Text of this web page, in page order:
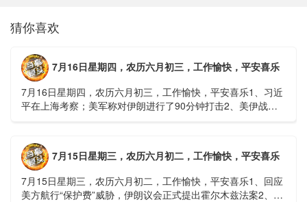
猜你喜欢
7月16日星期四，农历六月初三，工作愉快，平安喜乐
7月16日星期四，农历六月初三，工作愉快，平安喜乐1、习近
平在上海考察；美军称对伊朗进行了90分钟打击2、美伊战争
7月15日星期三，农历六月初二，工作愉快，平安喜乐
7月15日星期三，农历六月初二，工作愉快，平安喜乐1、回应
美方航行“保护费”威胁，伊朗议会正式提出霍尔木兹法案2、全